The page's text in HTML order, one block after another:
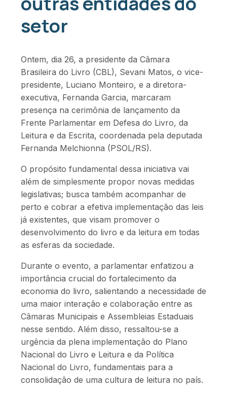
setor
Ontem, dia 26, a presidente da Câmara
Brasileira do Livro (CBL), Sevani Matos, o vice-
presidente, Luciano Monteiro, e a diretora-
executiva, Fernanda Garcia, marcaram
presença na cerimônia de lançamento da
Frente Parlamentar em Defesa do Livro, da
Leitura e da Escrita, coordenada pela deputada
Fernanda Melchionna (PSOL/RS).
O propósito fundamental dessa iniciativa vai
além de simplesmente propor novas medidas
legislativas; busca também acompanhar de
perto e cobrar a efetiva implementação das leis
já existentes, que visam promover o
desenvolvimento do livro e da leitura em todas
as esferas da sociedade.
Durante o evento, a parlamentar enfatizou a
importância crucial do fortalecimento da
economia do livro, salientando a necessidade de
uma maior interação e colaboração entre as
Câmaras Municipais e Assembleias Estaduais
nesse sentido. Além disso, ressaltou-se a
urgência da plena implementação do Plano
Nacional do Livro e Leitura e da Política
Nacional do Livro, fundamentais para a
consolidação de uma cultura de leitura no país.